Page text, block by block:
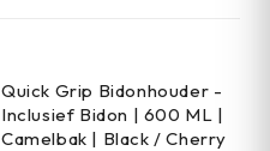
Quick Grip Bidonhouder -
Inclusief Bidon | 600 ML |
Camelbak | Black / Cherry